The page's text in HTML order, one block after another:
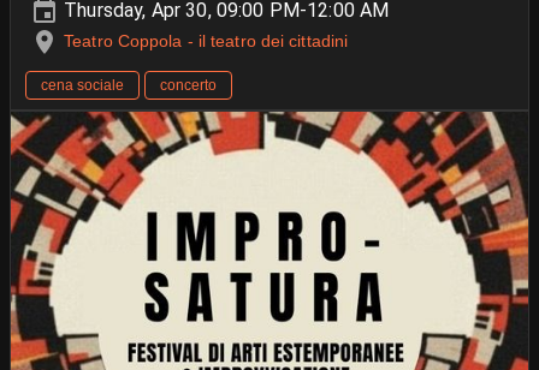
Thursday, Apr 30, 09:00 PM-12:00 AM
Teatro Coppola - il teatro dei cittadini
cena sociale concerto